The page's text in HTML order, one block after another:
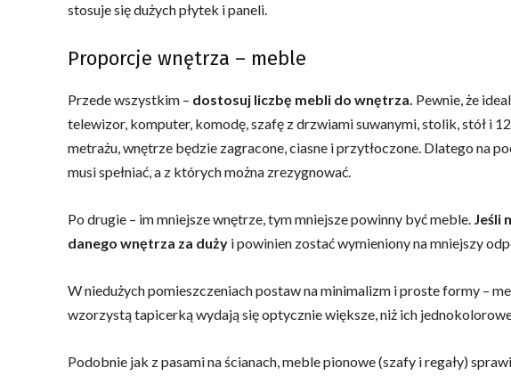
stosuje się dużych płytek i paneli.
Proporcje wnętrza – meble
Przede wszystkim – dostosuj liczbę mebli do wnętrza. Pewnie, że
telewizor, komputer, komodę, szafę z drzwiami suwanymi, stolik, stół i
metrażu, wnętrze będzie zagracone, ciasne i przytłoczone. Dlatego na
musi spełniać, a z których można zrezygnować.
Po drugie – im mniejsze wnętrze, tym mniejsze powinny być meble. Jeśli
danego wnętrza za duży i powinien zostać wymieniony na mniejszy
W niedużych pomieszczeniach postaw na minimalizm i proste formy –
wzorzystą tapicerką wydają się optycznie większe, niż ich
Podobnie jak z pasami na ścianach, meble pionowe (szafy i regały)